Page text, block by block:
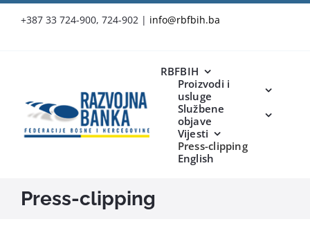
+387 33 724-900, 724-902 | info@rbfbih.ba
RBFBIH
Proizvodi i
usluge
Službene
objave
Vijesti
Press-clipping
English
Press-clipping